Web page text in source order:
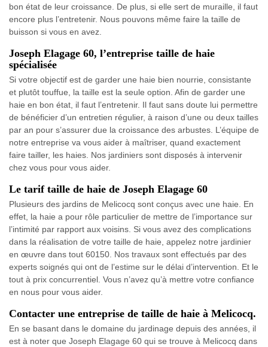
bon état de leur croissance. De plus, si elle sert de muraille, il faut
encore plus l’entretenir. Nous pouvons même faire la taille de
buisson si vous en avez.
Joseph Elagage 60, l’entreprise taille de haie
spécialisée
Si votre objectif est de garder une haie bien nourrie, consistante
et plutôt touffue, la taille est la seule option. Afin de garder une
haie en bon état, il faut l’entretenir. Il faut sans doute lui permettre
de bénéficier d’un entretien régulier, à raison d’une ou deux tailles
par an pour s’assurer due la croissance des arbustes. L’équipe de
notre entreprise va vous aider à maîtriser, quand exactement
faire tailler, les haies. Nos jardiniers sont disposés à intervenir
chez vous pour vous aider.
Le tarif taille de haie de Joseph Elagage 60
Plusieurs des jardins de Melicocq sont conçus avec une haie. En
effet, la haie a pour rôle particulier de mettre de l’importance sur
l’intimité par rapport aux voisins. Si vous avez des complications
dans la réalisation de votre taille de haie, appelez notre jardinier
en œuvre dans tout 60150. Nos travaux sont effectués par des
experts soignés qui ont de l’estime sur le délai d’intervention. Et le
tout à prix concurrentiel. Vous n’avez qu’à mettre votre confiance
en nous pour vous aider.
Contacter une entreprise de taille de haie à Melicocq.
En se basant dans le domaine du jardinage depuis des années, il
est à noter que Joseph Elagage 60 qui se trouve à Melicocq dans